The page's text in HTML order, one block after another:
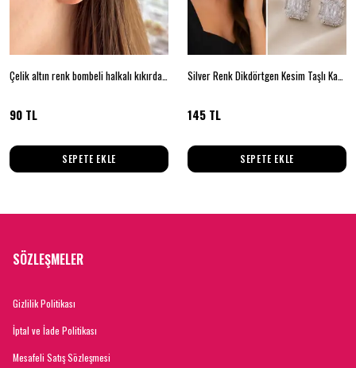
Çelik altın renk bombeli halkalı kıkırdak küpe
90 TL
SEPETE EKLE
Silver Renk Dikdörtgen Kesim Taşlı Kare Model Kadın Küpe
145 TL
SEPETE EKLE
SÖZLEŞMELER
Gizlilik Politikası
İptal ve İade Politikası
Mesafeli Satış Sözleşmesi